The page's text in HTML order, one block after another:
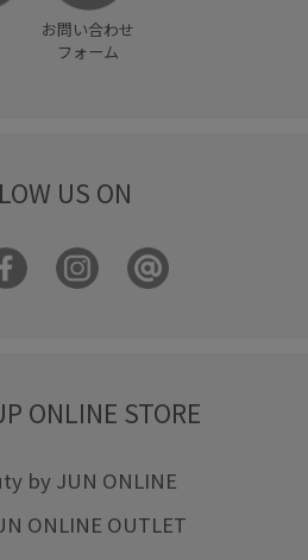
お問い合わせ
フォーム
US ON
ONLINE STORE
by JUN ONLINE
ONLINE OUTLET